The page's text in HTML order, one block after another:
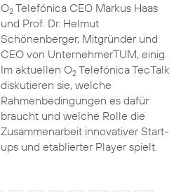
O2Telefónica CEO Markus Haas
und Prof. Dr. Helmut
Schönenberger, Mitgründer und
CEO von UnternehmerTUM, einig.
Im aktuellen O2Telefónica TecTalk
diskutieren sie, welche
Rahmenbedingungen es dafür
braucht und welche Rolle die
Zusammenarbeit innovativer Start-
ups und etablierter Player spielt.